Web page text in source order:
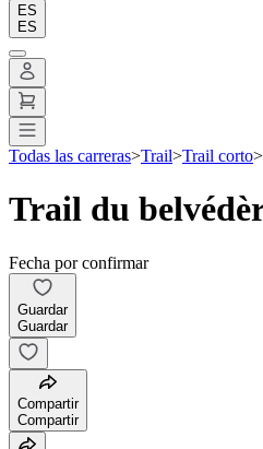
ES
ES
Todas las carreras>Trail>Trail corto>
Trail du
Fecha por confirmar
Guardar
Guardar
Compartir
Compartir